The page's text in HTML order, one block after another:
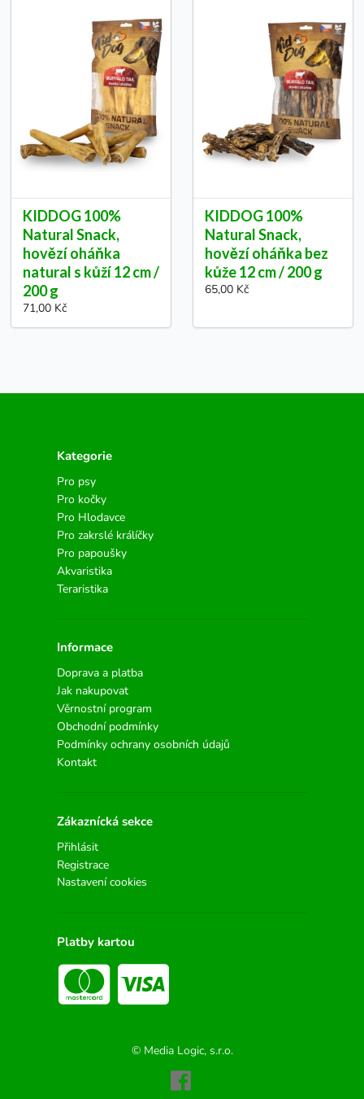
KIDDOG 100%
Natural Snack,
hovězí oháňka
natural s kůží 12 cm /
200 g
71,00 Kč
KIDDOG 100%
Natural Snack,
hovězí oháňka bez
kůže 12 cm / 200 g
65,00 Kč
Kategorie
Pro psy
Pro kočky
Pro Hlodavce
Pro zakrslé králíčky
Pro papoušky
Akvaristika
Teraristika
Informace
Doprava a platba
Jak nakupovat
Věrnostní program
Obchodní podmínky
Podmínky ochrany osobních údajů
Kontakt
Zákaznícká sekce
Přihlásit
Registrace
Nastavení cookies
Platby kartou
© Media Logic, s.r.o.